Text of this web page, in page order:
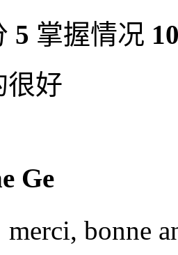
5 掌握情况
很好
Ge
merci, bonne